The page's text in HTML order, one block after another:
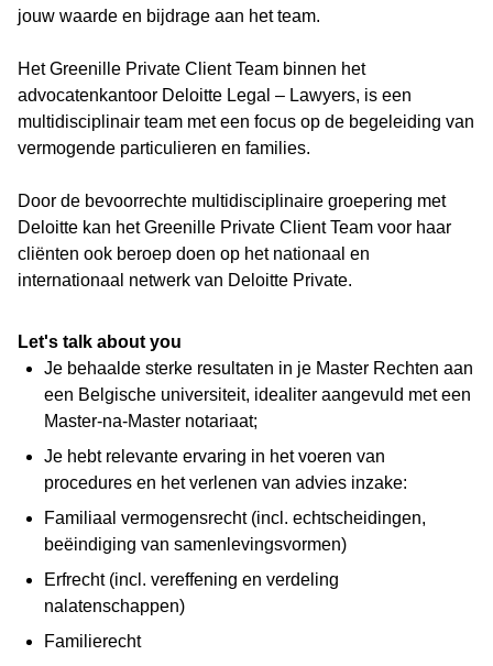
jouw waarde en bijdrage aan het team.
Het Greenille Private Client Team binnen het
advocatenkantoor Deloitte Legal – Lawyers, is een
multidisciplinair team met een focus op de begeleiding van
vermogende particulieren en families.
Door de bevoorrechte multidisciplinaire groepering met
Deloitte kan het Greenille Private Client Team voor haar
cliënten ook beroep doen op het nationaal en
internationaal netwerk van Deloitte Private.
Let's talk about you
Je behaalde sterke resultaten in je Master Rechten aan
een Belgische universiteit, idealiter aangevuld met een
Master-na-Master notariaat;
Je hebt relevante ervaring in het voeren van
procedures en het verlenen van advies inzake:
Familiaal vermogensrecht (incl. echtscheidingen,
beëindiging van samenlevingsvormen)
Erfrecht (incl. vereffening en verdeling
nalatenschappen)
Familierecht